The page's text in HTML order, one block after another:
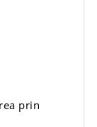
prin